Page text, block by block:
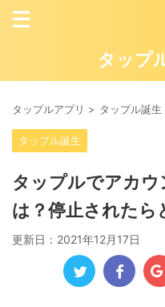
タップ
タップルアプリ > タップル誕生
タップル誕生
タップルでアカウ
は？停止されたら
更新日： 2021年12月17日